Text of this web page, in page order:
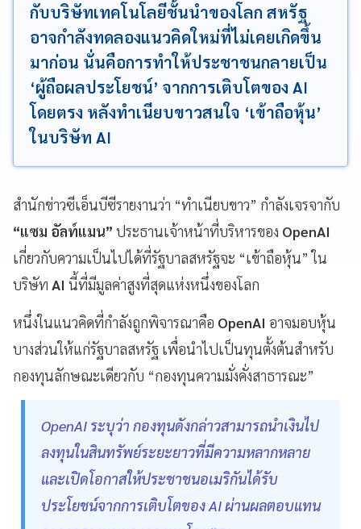
กับบริษัทเทคโนโลยีชั้นนำของโลก สหรัฐ
อาจกำลังทดลองแนวคิดใหม่ที่ไม่เคยเกิดขึ้น
มาก่อน นั่นคือการทำให้ประชาชนกลายเป็น
‘ผู้ถือผลประโยชน์’ จากการเติบโตของ AI
โดยตรง หลังทำเนียบขาวสนใจ ‘เข้าถือหุ้น’
ในบริษัท AI
สำนักข่าวซีเอ็นบีซีรายงานว่า “ทำเนียบขาว” กำลังเจรจากับ
“แซม อัลท์แมน” ประธานเจ้าหน้าที่บริหารของ OpenAI
เกี่ยวกับความเป็นไปได้ที่รัฐบาลสหรัฐจะ “เข้าถือหุ้น” ใน
บริษัท AI นี้ที่มีมูลค่าสูงที่สุดแห่งหนึ่งของโลก
หนึ่งในแนวคิดที่กำลังถูกพิจารณาคือ OpenAI อาจมอบหุ้น
บางส่วนให้แก่รัฐบาลสหรัฐ เพื่อนำไปเป็นทุนตั้งต้นสำหรับ
กองทุนลักษณะเดียวกับ “กองทุนความมั่งคั่งสาธารณะ”
OpenAI ระบุว่า กองทุนดังกล่าวสามารถนำเงินไป
ลงทุนในสินทรัพย์ระยะยาวที่มีความหลากหลาย
และเปิดโอกาสให้ประชาชนอเมริกันได้รับ
ประโยชน์จากการเติบโตของ AI ผ่านผลตอบแทน